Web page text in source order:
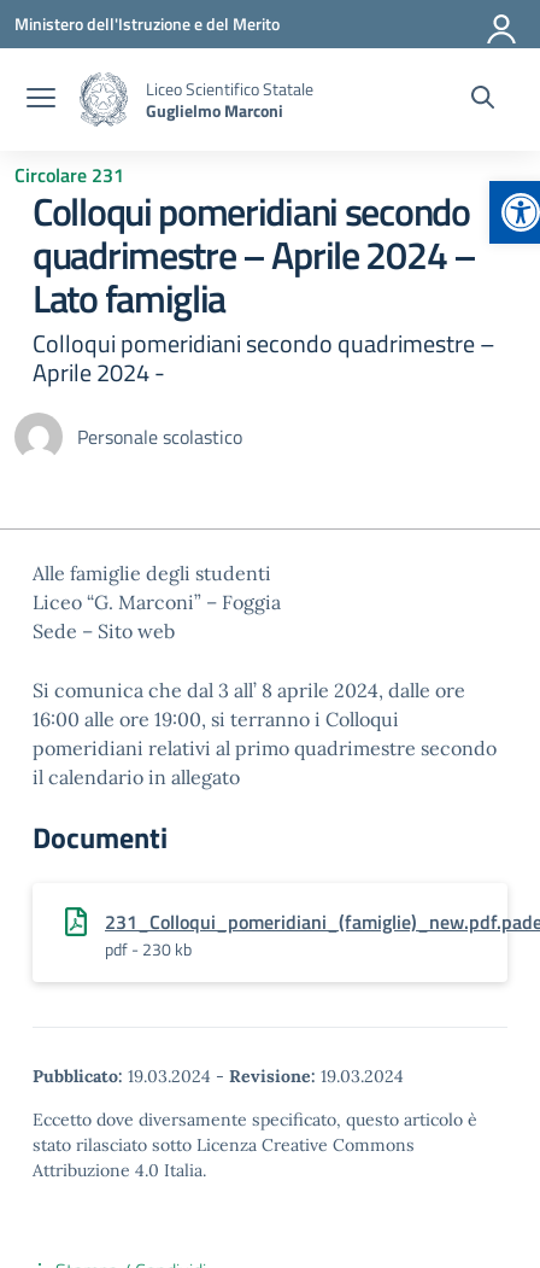
Vai ai contenuti
Vai al menu di navigazione
Vai al footer
Ministero dell'Istruzione e del Merito
Liceo Scientifico Statale
Guglielmo Marconi
Circolare 231
Colloqui pomeridiani secondo
quadrimestre – Aprile 2024 –
Lato famiglia
Colloqui pomeridiani secondo quadrimestre –
Aprile 2024 -
Personale scolastico
Alle famiglie degli studenti
Liceo “G. Marconi” – Foggia
Sede – Sito web
Si comunica che dal 3 all’ 8 aprile 2024, dalle ore
16:00 alle ore 19:00, si terranno i Colloqui
pomeridiani relativi al primo quadrimestre secondo
il calendario in allegato
Documenti
pdf - 230 kb
Pubblicato: 19.03.2024 - Revisione: 19.03.2024
Eccetto dove diversamente specificato, questo articolo è
stato rilasciato sotto Licenza Creative Commons
Attribuzione 4.0 Italia.